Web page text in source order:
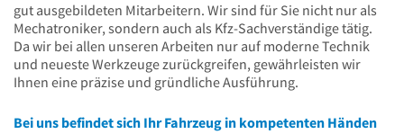
gut ausgebildeten Mitarbeitern. Wir sind für Sie nicht nur als
Mechatroniker, sondern auch als Kfz-Sachverständige tätig.
Da wir bei allen unseren Arbeiten nur auf moderne Technik
und neueste Werkzeuge zurückgreifen, gewährleisten wir
Ihnen eine präzise und gründliche Ausführung.
Bei uns befindet sich Ihr Fahrzeug in kompetenten Händen